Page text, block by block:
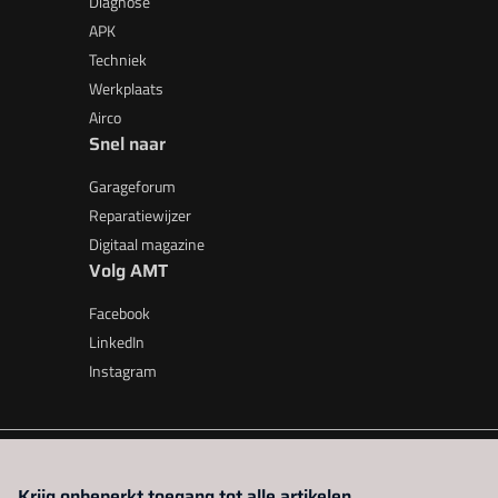
APK
Techniek
Werkplaats
Airco
Snel naar
Garageforum
Reparatiewijzer
Digitaal magazine
Volg AMT
Facebook
LinkedIn
Instagram